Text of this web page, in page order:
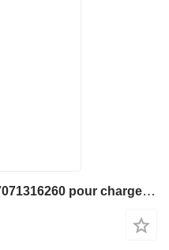
Vérin hydraulique Komatsu 7071316260 pour chargeuse sur pneus Komatsu WA380 WA420